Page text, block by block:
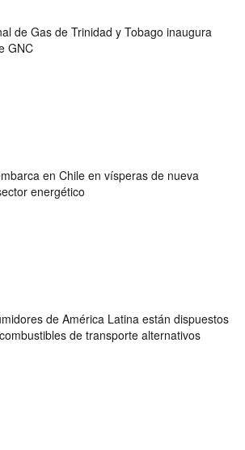
de Gas de Trinidad y Tobago inaugura
GNC
en Chile en vísperas de nueva
energético
de América Latina están dispuestos
de transporte alternativos